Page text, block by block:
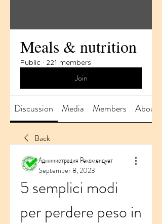
Meals & nutrition
Public · 221 members
Join
Discussion Media Members About
Back
Администрация Рекомендует
September 8, 2023
5 semplici modi
per perdere peso in